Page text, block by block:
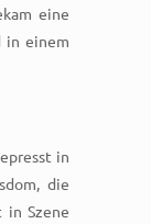
eine
in einem
in
die
in Szene